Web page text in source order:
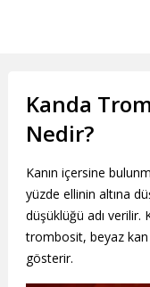
Kanda
Nedir?
Kanın içersine
yüzde ellinin altına
düşüklüğü adı verilir.
trombosit, beyaz
gösterir.